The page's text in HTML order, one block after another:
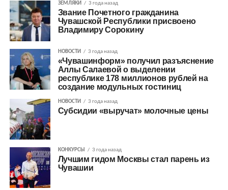
ЗЕМЛЯКИ 3 года назад
Звание Почетного гражданина
Чувашской Республики присвоено
Владимиру Сорокину
НОВОСТИ 3 года назад
«Чувашинформ» получил разъяснение
Аллы Салаевой о выделении
республике 178 миллионов рублей на
создание модульных гостиниц
НОВОСТИ 3 года назад
Субсидии «выручат» молочные цены
КОНКУРСЫ 3 года назад
Лучшим гидом Москвы стал парень из
Чувашии